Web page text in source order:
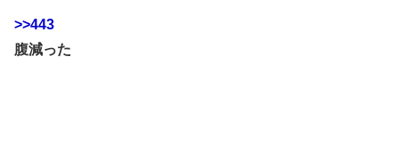
>>443
腹減った